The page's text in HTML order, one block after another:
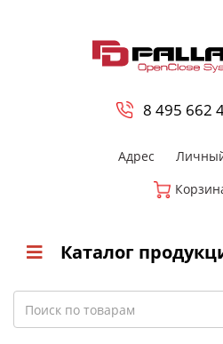
8 495 662
Адрес
Каталог
Search